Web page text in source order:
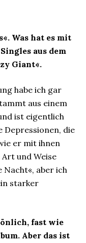
Was hat es mit
aus dem
Giant«.
habe ich gar
aus einem
ist eigentlich
Depressionen, die
er mit ihnen
und Weise
Nacht«, aber ich
starker
fast wie
Aber das ist